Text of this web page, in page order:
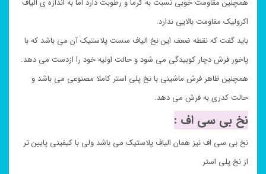
همچنین مقاومت خوبی نسبت به گرما و رطوبت دارد اما به اندازه ی الیاف
اکرولیک مقاومت بالایی ندارد.
باید گفت که نقطه ضعف این نخ الیاف سست پلاستیک آن می باشد که با
پاخور فرش دچار کوبیدگی می شود و حالت اولیه خود را ازدست می دهد.
همچنین ظاهر فرش ماشینی با نخ پلی استر کاملا مصنوعی می باشد و
حالت کدری به فرش می دهد.
نخ بی سی اف :
نخ بی سی اف نیز همان الیاف پلاستیک می باشد ولی با کیفیتی پایین تر
از نخ پلی استر